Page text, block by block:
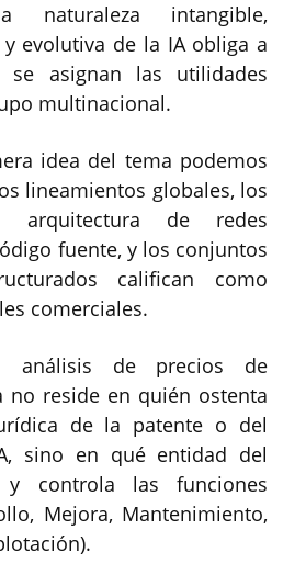
naturaleza intangible,
y evolutiva de la IA obliga a
se asignan las utilidades
multinacional.
idea del tema podemos
lineamientos globales, los
arquitectura de redes
fuente, y los conjuntos
califican como
comerciales.
análisis de precios de
no reside en quién ostenta
de la patente o del
sino en qué entidad del
y controla las funciones
Mejora, Mantenimiento,